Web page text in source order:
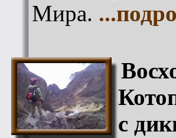
Мира.
с